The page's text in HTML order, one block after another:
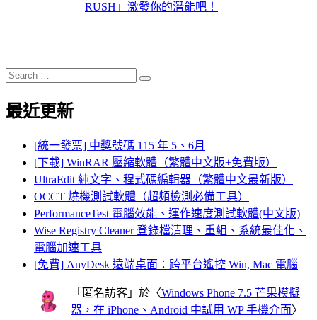
RUSH」激發你的潛能吧！
Search
for:
Search
最近更新
[統一發票] 中獎號碼 115 年 5、6月
[下載] WinRAR 壓縮軟體（繁體中文版+免費版）
UltraEdit 純文字、程式碼編輯器（繁體中文最新版）
OCCT 燒機測試軟體（超頻檢測必備工具）
PerformanceTest 電腦效能、運作速度測試軟體(中文版)
Wise Registry Cleaner 登錄檔清理、重組、系統最佳化、
電腦加速工具
[免費] AnyDesk 遠端桌面：跨平台遙控 Win, Mac 電腦
「 匿名訪客 」於〈Windows Phone 7.5 芒果模擬
器，在 iPhone、Android 中試用 WP 手機介面〉